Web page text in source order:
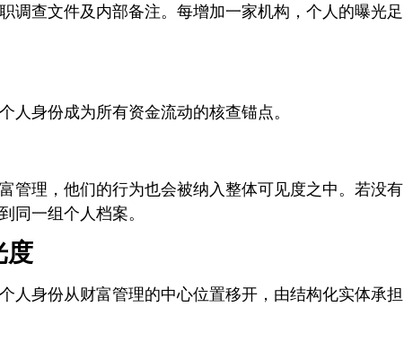
调查文件及内部备注。每增加一家机构，个人的曝光足
人身份成为所有资金流动的核查锚点。
管理，他们的行为也会被纳入整体可见度之中。若没有
同一组个人档案。
度
人身份从财富管理的中心位置移开，由结构化实体承担